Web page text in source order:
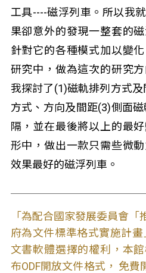
工具----磁浮列車。所以我
果卻意外的發現一整套的
針對它的各種模式加以變
研究中，做為這次的研究
我探討了(1)磁軌排列方式及
方式、方向及間距(3)側面
隔，並在最後將以上的最
形中，做出一款只需些微
效果最好的磁浮列車。
「為配合國家發展委員會「
府為文件標準格式實施計
文書軟體選擇的權利，本
布ODF開放文件格式， 免